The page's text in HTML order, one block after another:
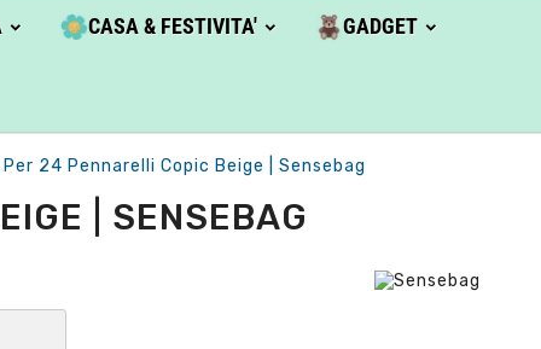
CASA & FESTIVITA' GADGET
24 Pennarelli Copic Beige | Sensebag
| SENSEBAG